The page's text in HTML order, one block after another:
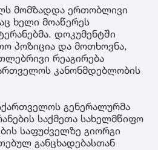
მომზადდა ერთობლივი
ხელი მოაწერეს
დოკუმენტში
პოზიცია და მოთხოვნა,
რეაგირება
კანონმდებლობის
გენერალურმა
საქმეთა სახელმწიფო
საფუძველზე გიორგი
განცხადებასთან